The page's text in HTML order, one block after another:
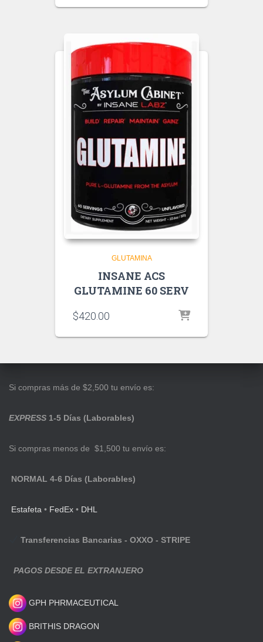
GLUTAMINA
INSANE ACS
GLUTAMINE 60 SERV
$420.00
Si compras más de $2,500 tu envío es:
EXPRESS 1-5 Días (Laborables)
Si compras menos de $1,500 tu envío es:
NORMAL 4-6 Días (Laborables)
Estafeta • FedEx • DHL
Transferencias Bancarias - OXXO - STRIPE
PAGOS DESDE EL EXTRANJERO
GPH PHRMACEUTICAL
BRITHIS DRAGON